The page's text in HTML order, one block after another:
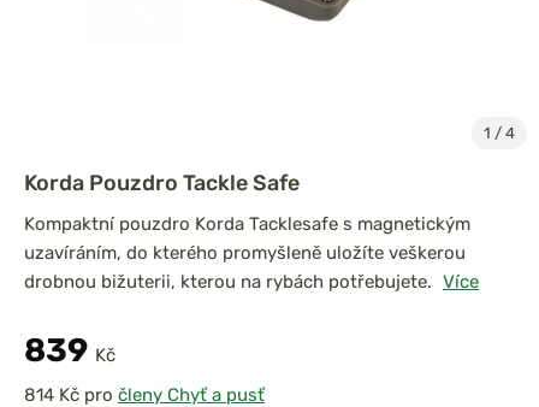
1 / 4
Korda Pouzdro Tackle Safe
Kompaktní pouzdro Korda Tacklesafe s magnetickým
uzavíráním, do kterého promyšleně uložíte veškerou
drobnou bižuterii, kterou na rybách potřebujete. Více
839 Kč
pro členy Chyť a pusť